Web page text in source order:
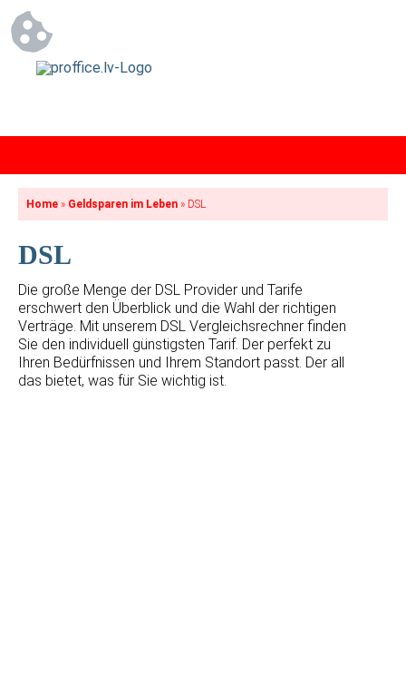
Home » Geldsparen im Leben » DSL
DSL
Die große Menge der DSL Provider und Tarife
erschwert den Überblick und die Wahl der richtigen
Verträge. Mit unserem DSL Vergleichsrechner finden
Sie den individuell günstigsten Tarif. Der perfekt zu
Ihren Bedürfnissen und Ihrem Standort passt. Der all
das bietet, was für Sie wichtig ist.